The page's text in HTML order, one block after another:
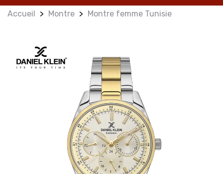
Accueil Montre Montre femme Tunisie